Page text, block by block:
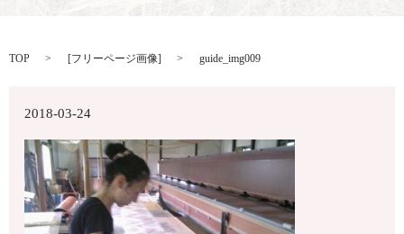
TOP [フリーページ画像] guide_img009
2018-03-24